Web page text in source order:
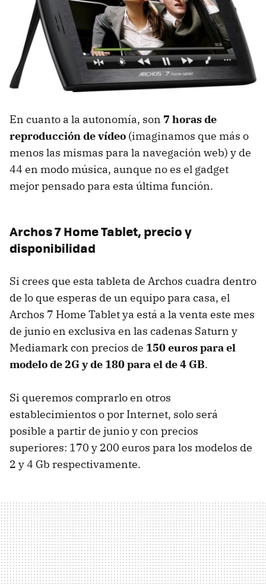
En cuanto a la autonomía, son 7 horas de
reproducción de vídeo (imaginamos que más o
menos las mismas para la navegación web) y de
44 en modo música, aunque no es el gadget
mejor pensado para esta última función.
Archos 7 Home Tablet, precio y
disponibilidad
Si crees que esta tableta de Archos cuadra dentro
de lo que esperas de un equipo para casa, el
Archos 7 Home Tablet ya está a la venta este mes
de junio en exclusiva en las cadenas Saturn y
Mediamark con precios de 150 euros para el
modelo de 2G y de 180 para el de 4 GB.
Si queremos comprarlo en otros
establecimientos o por Internet, solo será
posible a partir de junio y con precios
superiores: 170 y 200 euros para los modelos de
2 y 4 Gb respectivamente.